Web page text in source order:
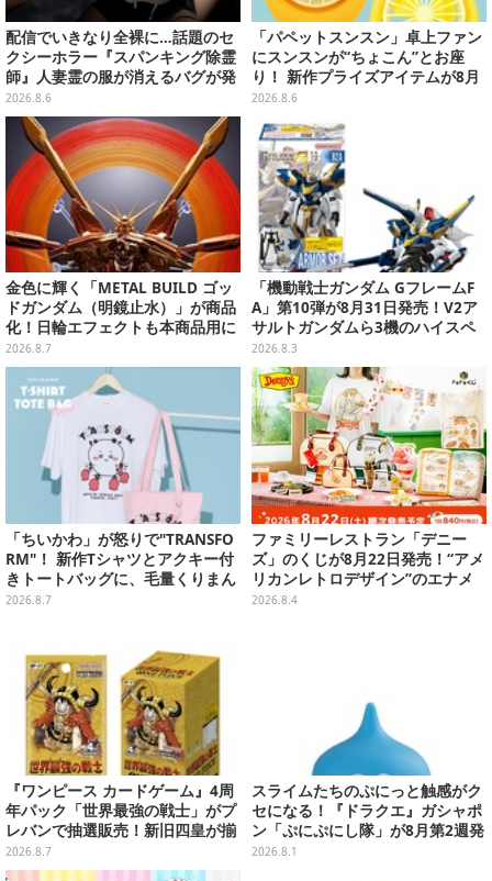
配信でいきなり全裸に…話題のセ
クシーホラー『スパンキング除霊
師』人妻霊の服が消えるバグが発
生。「丸裸になる現象を泣きなが
ら修正しました」と現在はアプデ
済み
2026.8.6
「パペットスンスン」卓上ファン
にスンスンが“ちょこん”とお座
り！ 新作プライズアイテムが8月
下旬より展開ーオーロラストラッ
2026.8.6
金色に輝く「METAL BUILD ゴッ
ドガンダム（明鏡止水）」が商品
化！日輪エフェクトも本商品用に
刷新した豪華仕様
2026.8.7
「機動戦士ガンダム GフレームF
A」第10弾が8月31日発売！V2ア
サルトガンダムら3機のハイスペ
ック可動フィギュア
2026.8.3
「ちいかわ」が怒りで"TRANSFO
RM"！ 新作Tシャツとアクキー付
きトートバッグに、毛量くりまん
じゅうなど全6アイテムが仲間入
2026.8.7
ファミリーレストラン「デニー
ズ」のくじが8月22日発売！“アメ
リカンレトロデザイン”のエナメ
ルバッグやTシャツなど、日常使
2026.8.4
『ワンピース カードゲーム』4周
年パック「世界最強の戦士」がプ
レバンで抽選販売！新旧四皇が揃
い踏み、刃牙作者が描く「カイド
ウ」も
2026.8.7
スライムたちのぷにっと触感がク
セになる！『ドラクエ』ガシャポ
ン「ぷにぷにし隊」が8月第2週発
売―全4種ではぐれメタルは固め
2026.8.1